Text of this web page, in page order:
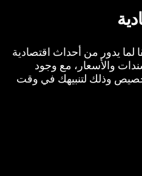
لما يدور من أحداث اقتصادية
والأسعار، مع وجود
وذلك لتنبيهك في وقت